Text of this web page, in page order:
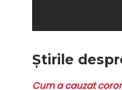
Știrile
Cum a cauzat